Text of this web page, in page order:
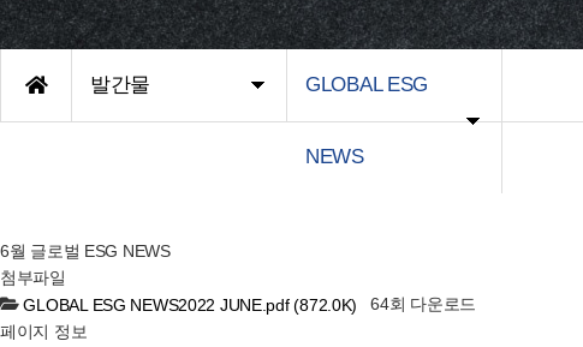
발간물 GLOBAL ESG
NEWS
6월 글로벌 ESG NEWS
첨부파일
GLOBAL ESG NEWS2022 JUNE.pdf(872.0K)
64회 다운로드
페이지 정보